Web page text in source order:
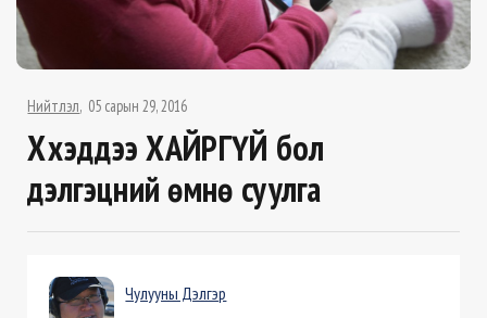
Нийтлэл 05 сарын 29, 2016
Хүүхэддээ ХАЙРГҮЙ бол
дэлгэцний өмнө суулга
Чулууны Дэлгэр